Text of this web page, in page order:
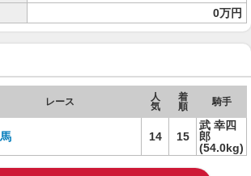
0万円
レース
人
気
着
順
騎手
14 15
武 幸四
郎
(54.0kg)